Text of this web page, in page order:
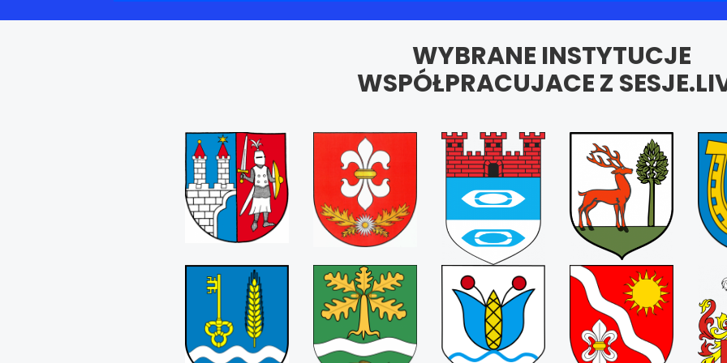
WYBRANE INSTYTUCJE
WSPÓŁPRACUJACE Z